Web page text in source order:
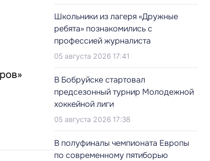
Школьники из лагеря «Дружные
ребята» познакомились с
профессией журналиста
05 августа 2026 17:41
В Бобруйске стартовал
предсезонный турнир Молодежной
хоккейной лиги
05 августа 2026 17:38
В полуфиналы чемпионата Европы
по современному пятиборью